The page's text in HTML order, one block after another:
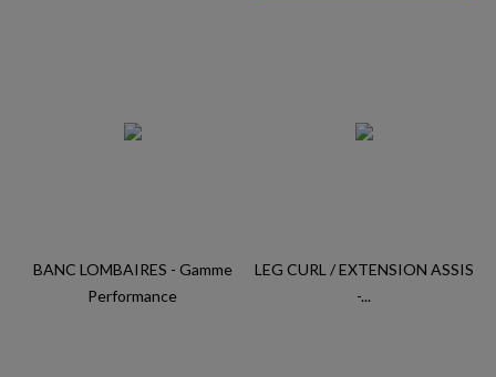
BANC LOMBAIRES - Gamme
Performance
LEG CURL / EXTENSION ASSIS
-...